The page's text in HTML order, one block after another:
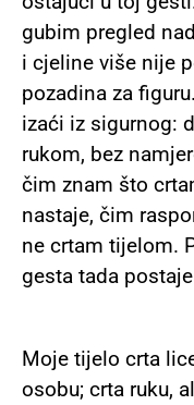
gubim pregled
i cjeline više nije
pozadina za
izaći iz sigurnog:
rukom, bez
čim znam što
nastaje, čim
ne crtam tijelom.
gesta tada
Moje tijelo crta
osobu; crta ruku,